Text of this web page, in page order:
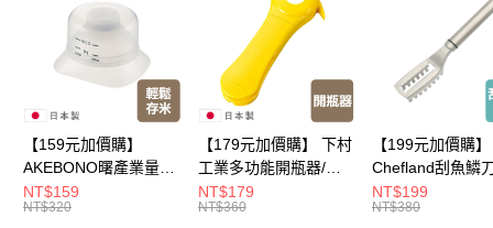
LINE Pay
Apple Pay
Google Pay
全盈+PAY
大哥付你分期
【159元加價購】
AKEBONO曙產業量米
杯漏斗組(白)/量米杯/
米桶/量米用具/任二件8
NT$159
NT$320
【179元加價購】 下村
工業多功能開瓶器/開
瓶器/餐廚用品/料理道
具/任二件8折
NT$179
NT$360
【199元加價購】
Chefland刮魚鱗
魚鱗器/廚房用品/
道具/任二件8折
NT$199
NT$380